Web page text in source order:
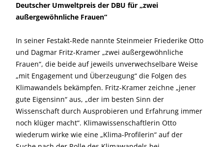
Deutscher Umweltpreis der DBU für „zwei
außergewöhnliche Frauen“
In seiner Festakt-Rede nannte Steinmeier Friederike Otto
und Dagmar Fritz-Kramer „zwei außergewöhnliche
Frauen“, die beide auf jeweils unverwechselbare Weise
„mit Engagement und Überzeugung“ die Folgen des
Klimawandels bekämpfen. Fritz-Kramer zeichne „jener
gute Eigensinn“ aus, „der im besten Sinn der
Wissenschaft durch Ausprobieren und Erfahrung immer
noch klüger macht“. Klimawissenschaftlerin Otto
wiederum wirke wie eine „Klima-Profilerin“ auf der